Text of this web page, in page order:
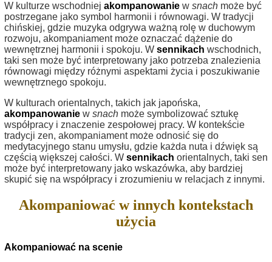
W kulturze wschodniej akompanowanie w snach może być
postrzegane jako symbol harmonii i równowagi. W tradycji
chińskiej, gdzie muzyka odgrywa ważną rolę w duchowym
rozwoju, akompaniament może oznaczać dążenie do
wewnętrznej harmonii i spokoju. W sennikach wschodnich,
taki sen może być interpretowany jako potrzeba znalezienia
równowagi między różnymi aspektami życia i poszukiwanie
wewnętrznego spokoju.
W kulturach orientalnych, takich jak japońska,
akompanowanie w snach może symbolizować sztukę
współpracy i znaczenie zespołowej pracy. W kontekście
tradycji zen, akompaniament może odnosić się do
medytacyjnego stanu umysłu, gdzie każda nuta i dźwięk są
częścią większej całości. W sennikach orientalnych, taki sen
może być interpretowany jako wskazówka, aby bardziej
skupić się na współpracy i zrozumieniu w relacjach z innymi.
Akompaniować w innych kontekstach
użycia
Akompaniować na scenie